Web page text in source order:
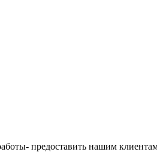
предоставить нашим